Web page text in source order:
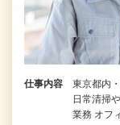
仕事内容
東京都内
日常清掃
業務 オフ